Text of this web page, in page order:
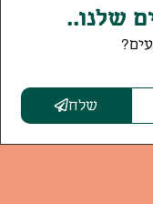
שלנו..
שלח